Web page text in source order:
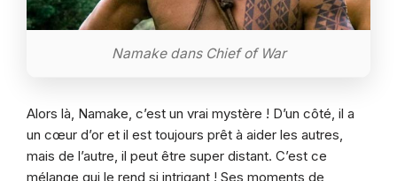
Namake dans Chief of War
Alors là, Namake, c’est un vrai mystère ! D’un côté, il a
un cœur d’or et il est toujours prêt à aider les autres,
mais de l’autre, il peut être super distant. C’est ce
mélange qui le rend si intrigant ! Ses moments de